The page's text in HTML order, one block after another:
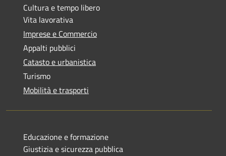
Cultura e tempo libero
Vita lavorativa
Imprese e Commercio
Appalti pubblici
Catasto e urbanistica
Turismo
Mobilità e trasporti
Educazione e formazione
Giustizia e sicurezza pubblica